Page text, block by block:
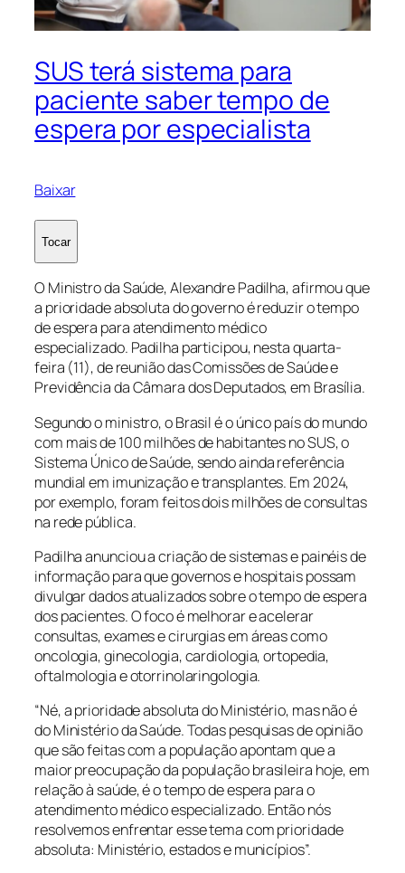
SUS terá sistema para
paciente saber tempo de
espera por especialista
Baixar
Tocar
O Ministro da Saúde, Alexandre Padilha, afirmou que
a prioridade absoluta do governo é reduzir o tempo
de espera para atendimento médico
especializado. Padilha participou, nesta quarta-
feira (11), de reunião das Comissões de Saúde e
Previdência da Câmara dos Deputados, em Brasília.
Segundo o ministro, o Brasil é o único país do mundo
com mais de 100 milhões de habitantes no SUS, o
Sistema Único de Saúde, sendo ainda referência
mundial em imunização e transplantes. Em 2024,
por exemplo, foram feitos dois milhões de consultas
na rede pública.
Padilha anunciou a criação de sistemas e painéis de
informação para que governos e hospitais possam
divulgar dados atualizados sobre o tempo de espera
dos pacientes. O foco é melhorar e acelerar
consultas, exames e cirurgias em áreas como
oncologia, ginecologia, cardiologia, ortopedia,
oftalmologia e otorrinolaringologia.
“Né, a prioridade absoluta do Ministério, mas não é
do Ministério da Saúde. Todas pesquisas de opinião
que são feitas com a população apontam que a
maior preocupação da população brasileira hoje, em
relação à saúde, é o tempo de espera para o
atendimento médico especializado. Então nós
resolvemos enfrentar esse tema com prioridade
absoluta: Ministério, estados e municípios”.